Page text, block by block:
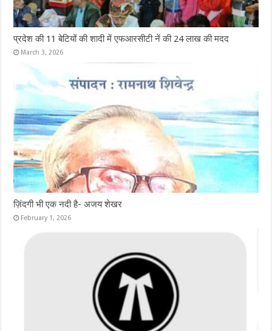
प्रदेश की 11 बेटियों की शादी में एफआरसीटी नें की 24 लाख की मदद
March 3, 2026
ज़िंदगी भी एक नदी है- अजय शेखर
February 1, 2026